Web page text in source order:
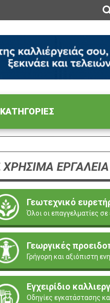
ΚΑΤΗΓΟΡΙΕΣ
ΧΡΗΣΙΜΑ ΕΡΓΑΛΕΙΑ
Γεωτεχνικό
Όλοι οι επαγγελματίες σε
Γεωργικές
Γρήγορη και αξιόπιστη
Εγχειρίδιο
Οδηγίες εγκατάστασης